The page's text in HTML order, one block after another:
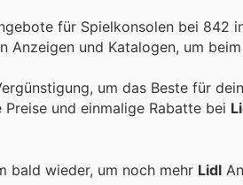
für Spielkonsolen bei 842
und Katalogen, um
um das Beste für
und einmalige Rabatte bei
bald wieder, um noch mehr Lidl